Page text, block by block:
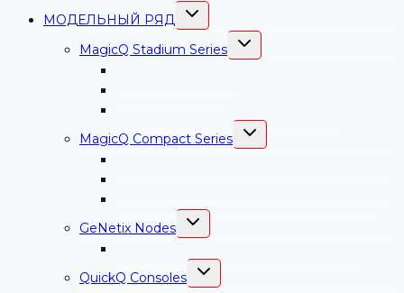
МОДЕЛЬНЫЙ РЯД
ПЕРЕКЛЮЧИТЬ
MagicQ Stadium Series
ПЕРЕКЛЮЧИТЬ
MagicQ Compact Series
ПЕРЕКЛЮЧИТЬ
GeNetix Nodes
ПЕРЕКЛЮЧИТЬ
QuickQ Consoles
ПЕРЕКЛЮЧИТЬ